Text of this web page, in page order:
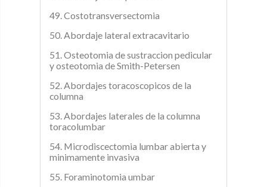
49. Costotransversectomia
50. Abordaje lateral extracavitario
51. Osteotomia de sustraccion pedicular
y osteotomia de Smith-Petersen
52. Abordajes toracoscopicos de la
columna
53. Abordajes laterales de la columna
toracolumbar
54. Microdiscectomia lumbar abierta y
minimamente invasiva
55. Foraminotomia umbar